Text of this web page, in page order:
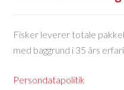
Fisker leverer totale
med baggrund i 35 års
Persondatapolitik